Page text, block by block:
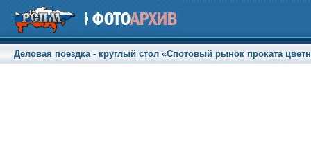
Деловая поездка - круглый стол «Спотовый рынок проката